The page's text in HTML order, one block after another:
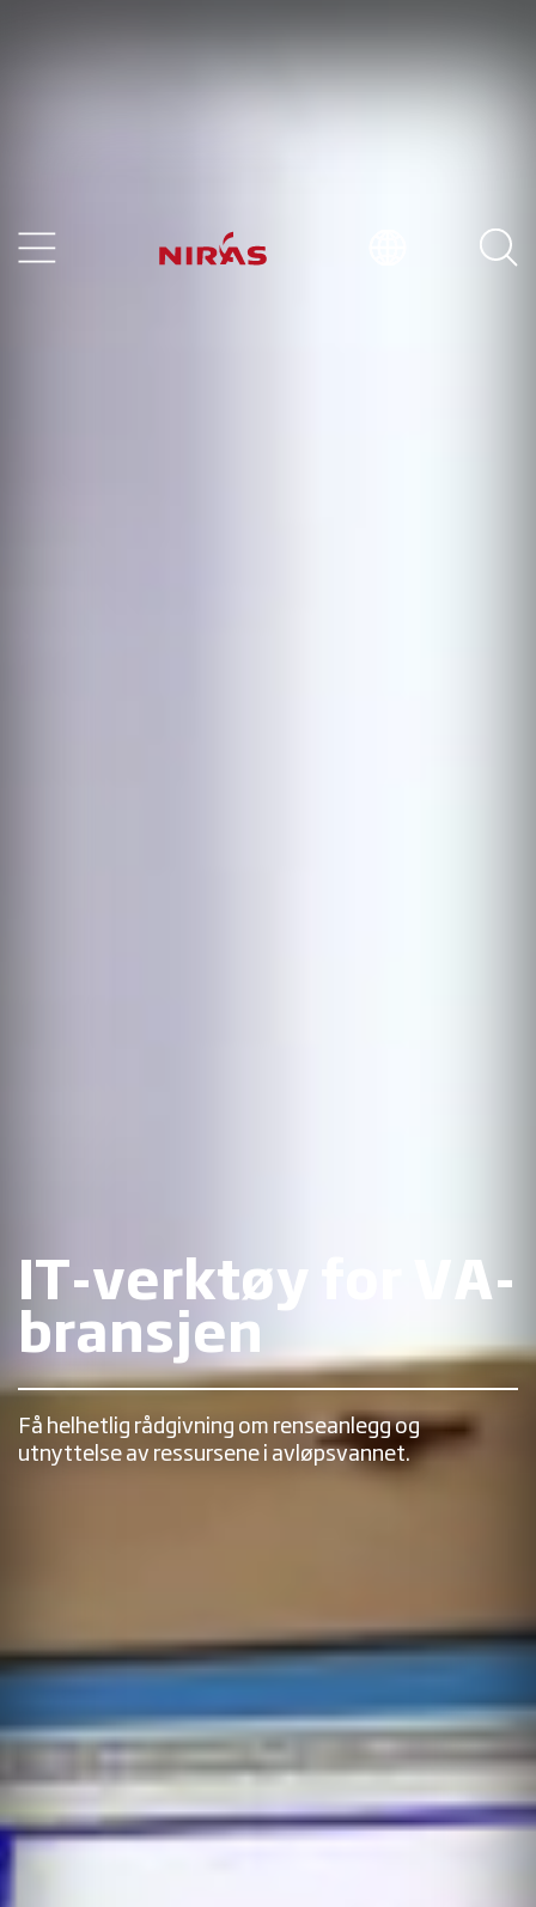
IT-verktøy for VA-
bransjen
Få helhetlig rådgivning om renseanlegg og
utnyttelse av ressursene i avløpsvannet.